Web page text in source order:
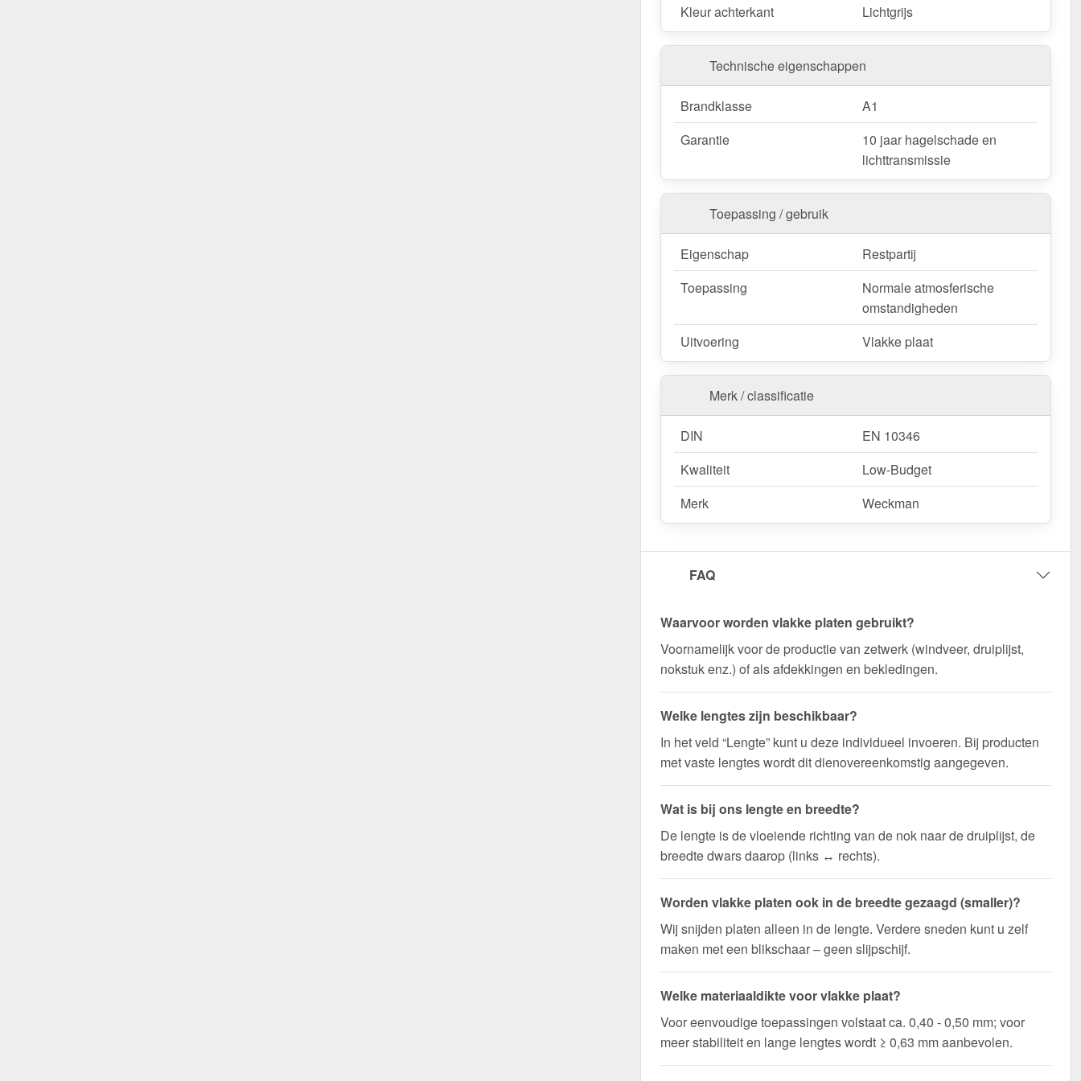
gemakkelijk worden ingekort door deze te zagen.
Bestel nu Vlakke plaat | Restpartij – Snelle levering & met 10 jaar
garantie!
van een snelle levering!
Wegens maatwerk / customisatie van herroepingsrecht uitgezonderd
Kleur achterkant
Lichtgrijs
Technische eigenschappen
Brandklasse
A1
Garantie
10 jaar hagelschade en
lichttransmissie
Toepassing / gebruik
Eigenschap
Restpartij
Toepassing
Normale atmosferische
omstandigheden
Uitvoering
Vlakke plaat
Merk / classificatie
DIN
EN 10346
Kwaliteit
Low-Budget
Merk
Weckman
FAQ
Waarvoor worden vlakke platen gebruikt?
Voornamelijk voor de productie van zetwerk (windveer, druiplijst,
nokstuk enz.) of als afdekkingen en bekledingen.
Welke lengtes zijn beschikbaar?
In het veld “Lengte” kunt u deze individueel invoeren. Bij producten
met vaste lengtes wordt dit dienovereenkomstig aangegeven.
Wat is bij ons lengte en breedte?
De lengte is de vloeiende richting van de nok naar de druiplijst, de
breedte dwars daarop (links ↔ rechts).
Worden vlakke platen ook in de breedte gezaagd (smaller)?
Wij snijden platen alleen in de lengte. Verdere sneden kunt u zelf
maken met een blikschaar – geen slijpschijf.
Welke materiaaldikte voor vlakke plaat?
Voor eenvoudige toepassingen volstaat ca. 0,40 - 0,50 mm; voor
meer stabiliteit en lange lengtes wordt ≥ 0,63 mm aanbevolen.